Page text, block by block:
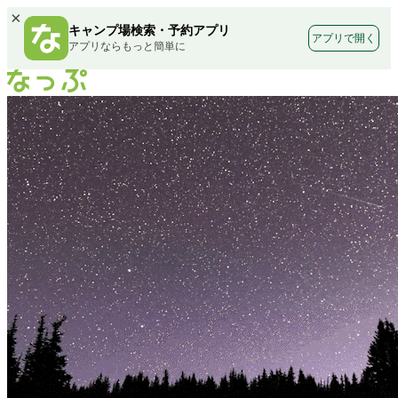
×
キャンプ場検索・予約アプリ
アプリならもっと簡単に
アプリで開く